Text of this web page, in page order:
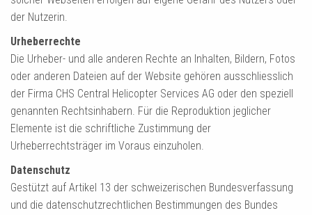
der Nutzerin.
Urheberrechte
Die Urheber- und alle anderen Rechte an Inhalten, Bildern, Fotos
oder anderen Dateien auf der Website gehören ausschliesslich
der Firma CHS Central Helicopter Services AG oder den speziell
genannten Rechtsinhabern. Für die Reproduktion jeglicher
Elemente ist die schriftliche Zustimmung der
Urheberrechtsträger im Voraus einzuholen.
Datenschutz
Gestützt auf Artikel 13 der schweizerischen Bundesverfassung
und die datenschutzrechtlichen Bestimmungen des Bundes